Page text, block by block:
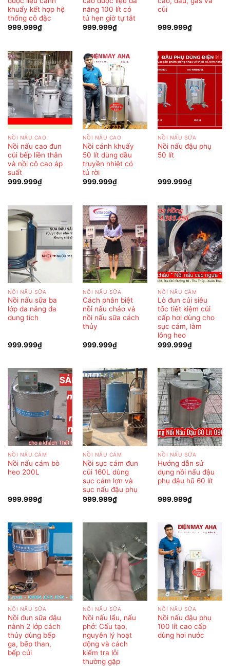
khuấy kết hợp hệ
thống cô đặc
999.999₫
năng 100 lít có
tủ hẹn giờ tự tắt
999.999₫
củi
999.999₫
NỒI NẤU CAO
Nồi nấu cao đun
củi bếp liền thân
và nồi cô cao áp
suất
999.999₫
NỒI NẤU CAO
Nồi cánh khuấy
50 lít dùng dầu
truyền nhiệt có
tủ rời
999.999₫
NỒI NẤU SỮA
Nồi nấu đậu phụ
50 lít
999.999₫
NỒI NẤU SỮA
Nồi nấu sữa ba
lớp đa năng đa
dung tích
999.999₫
NỒI NẤU SỮA
Cách phân biệt
nồi nấu cháo và
nồi nấu sữa cách
thủy
999.999₫
NỒI NẤU CÁM
Lò đun củi siêu
tốc tiết kiệm củi
cấp hơi dùng cho
sục cám, làm
lông heo
999.999₫
NỒI NẤU CÁM
Nồi nấu cám bò
heo 200L
999.999₫
NỒI NẤU CÁM
Nồi sục cám đun
củi 160L dùng
sục cám lợn và
sục nấu đậu phụ
999.999₫
NỒI NẤU SỮA
Hướng dẫn sử
dụng nồi nấu đậu
phụ đậu hũ 60 lít
999.999₫
NỒI NẤU SỮA
Nồi đun sữa đậu
nành 2 lớp cách
thủy dùng bếp
ga, bếp than,
bếp củi
NỒI NẤU SỮA
Nồi nấu lẩu, nấu
phở: Cấu tạo,
nguyên lý hoạt
động và cách
kiểm tra lỗi
thường gặp
NỒI NẤU SỮA
Nồi nấu đậu phụ
100 lít cao cấp
dùng hơi nước